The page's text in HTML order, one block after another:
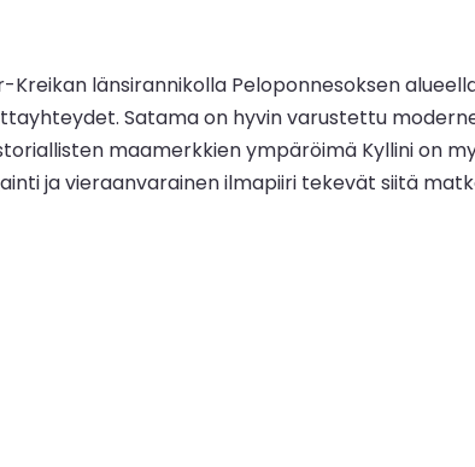
länsirannikolla Peloponnesoksen
Satama on hyvin varustettu
maamerkkien ympäröimä Kyllini on
ja vieraanvarainen ilmapiiri tekevät siitä